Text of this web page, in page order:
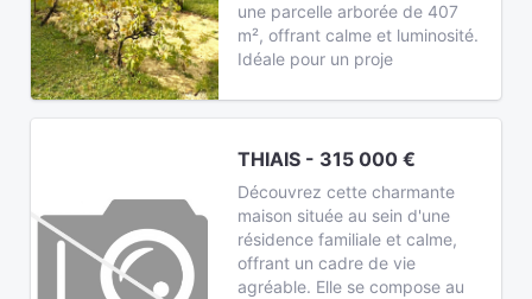
une parcelle arborée de 407
m², offrant calme et luminosité.
Idéale pour un proje
THIAIS - 315 000 €
Découvrez cette charmante
maison située au sein d'une
résidence familiale et calme,
offrant un cadre de vie
agréable. Elle se compose au